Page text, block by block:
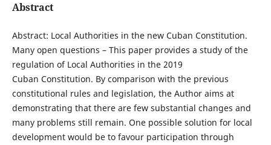
Abstract
Abstract: Local Authorities in the new Cuban Constitution.
Many open questions – This paper provides a study of the
regulation of Local Authorities in the 2019
Cuban Constitution. By comparison with the previous
constitutional rules and legislation, the Author aims at
demonstrating that there are few substantial changes and
many problems still remain. One possible solution for local
development would be to favour participation through